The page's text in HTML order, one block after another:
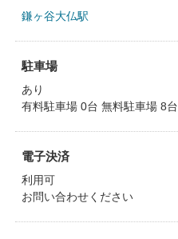
鎌ヶ谷大仏駅
駐車場
あり
有料駐車場 0台 無料駐車場 8台
電子決済
利用可
お問い合わせください